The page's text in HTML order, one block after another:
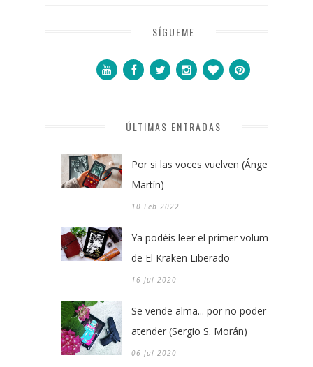
SÍGUEME
ÚLTIMAS ENTRADAS
Por si las voces vuelven (Ángel
Martín)
10 Feb 2022
Ya podéis leer el primer volumen
de El Kraken Liberado
16 Jul 2020
Se vende alma... por no poder
atender (Sergio S. Morán)
06 Jul 2020